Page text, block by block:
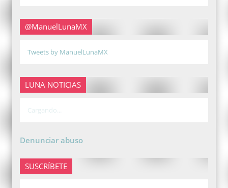
@ManuelLunaMX
Tweets by ManuelLunaMX
LUNA NOTICIAS
Cargando...
Denunciar abuso
SUSCRÍBETE